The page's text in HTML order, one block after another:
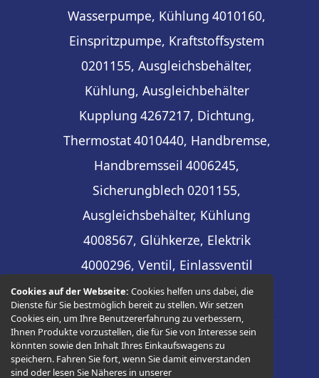
Cookies auf der Webseite:Cookies helfen uns dabei, die
Dienste für Sie bestmöglich bereit zu stellen. Wir setzen
Cookies ein, um Ihre Benutzererfahrung zu verbessern,
Ihnen Produkte vorzustellen, die für Sie von Interesse sein
könnten sowie den Inhalt Ihres Einkaufswagens zu
speichern. Fahren Sie fort, wenn Sie damit einverstanden
sind oder lesen Sie Näheres in unserer
Wasserpumpe, Kühlung 4010160,
Einspritzpumpe, Kraftstoffsystem
0201155, Ausgleichsbehälter,
Kühlung, Ausgleichbehälter
Kupplung 4267217, Dichtung,
Thermostat4010440, Handbremse,
Handbremsseil 4006245,
Sicherungblech 0201155,
Ausgleichsbehälter, Kühlung
4008567, Glühkerze, Elektrik
4000296, Ventil, Einlassventil
© 2026 -Thüringer Ersatzteilhandel